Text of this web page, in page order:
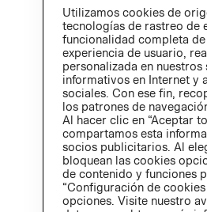
Utilizamos cookies de
tecnologías de rastreo de
funcionalidad completa
experiencia de usuario,
personalizada en
informativos en Internet y
sociales. Con ese fin,
los patrones de
Al hacer clic en “Aceptar
compartamos esta
socios publicitarios. Al
bloquean las cookies
de contenido y funciones
“Configuración de
opciones. Visite nuestro